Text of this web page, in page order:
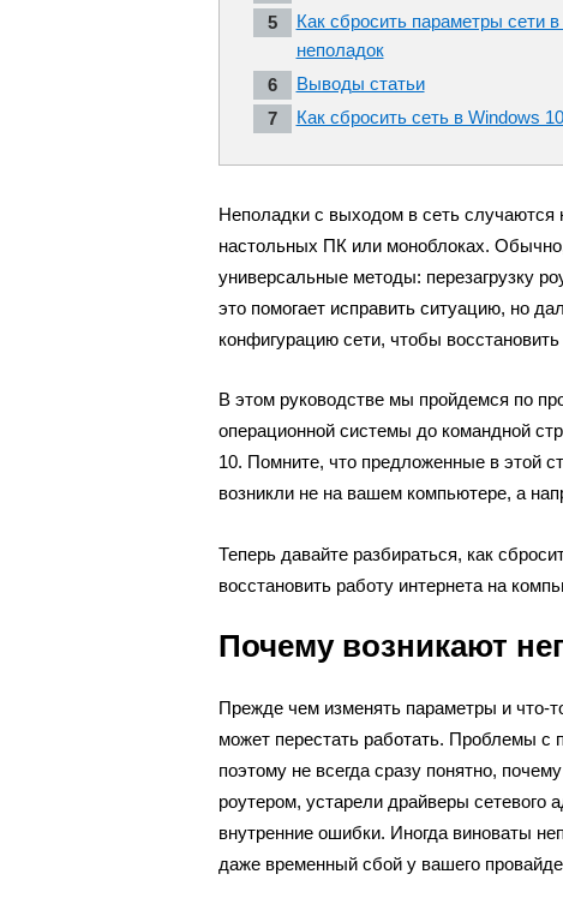
Как сбросить параметры сети
неполадок
Выводы статьи
Как сбросить сеть в Windows
Неполадки с выходом в сеть случаются
настольных ПК или моноблоках.
универсальные методы: перезагрузку
это помогает исправить ситуацию, но
конфигурацию сети, чтобы восстановить
В этом руководстве мы пройдемся по
операционной системы до командной
10. Помните, что предложенные в этой
возникли не на вашем компьютере, а
Теперь давайте разбираться, как
восстановить работу интернета на
Почему возникают
Прежде чем изменять параметры и что-
может перестать работать. Проблемы с
поэтому не всегда сразу понятно,
роутером, устарели драйверы сетевого
внутренние ошибки. Иногда виноваты
даже временный сбой у вашего